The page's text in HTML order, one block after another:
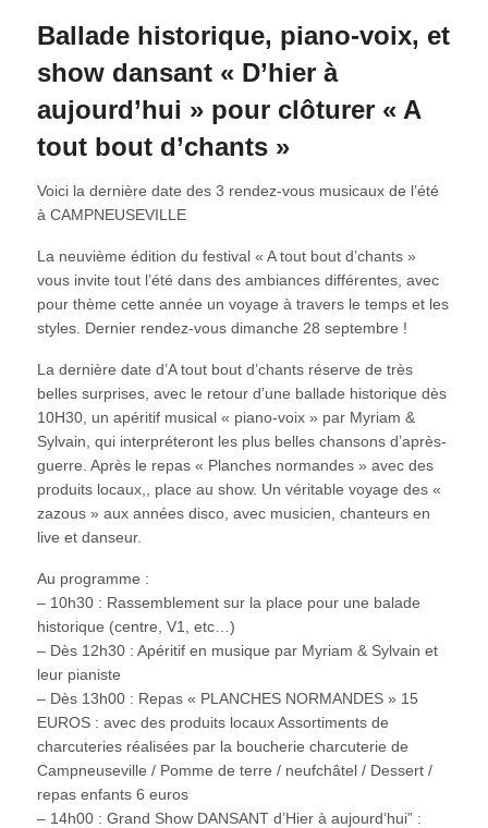
Ballade historique, piano-voix, et
show dansant « D’hier à
aujourd’hui » pour clôturer « A
tout bout d’chants »
Voici la dernière date des 3 rendez-vous musicaux de l’été
à CAMPNEUSEVILLE
La neuvième édition du festival « A tout bout d’chants »
vous invite tout l’été dans des ambiances différentes, avec
pour thème cette année un voyage à travers le temps et les
styles. Dernier rendez-vous dimanche 28 septembre !
La dernière date d’A tout bout d’chants réserve de très
belles surprises, avec le retour d’une ballade historique dès
10H30, un apéritif musical « piano-voix » par Myriam &
Sylvain, qui interpréteront les plus belles chansons d’après-
guerre. Après le repas « Planches normandes » avec des
produits locaux,, place au show. Un véritable voyage des «
zazous » aux années disco, avec musicien, chanteurs en
live et danseur.
Au programme :
– 10h30 : Rassemblement sur la place pour une balade
historique (centre, V1, etc…)
– Dès 12h30 : Apéritif en musique par Myriam & Sylvain et
leur pianiste
– Dès 13h00 : Repas « PLANCHES NORMANDES » 15
EUROS : avec des produits locaux Assortiments de
charcuteries réalisées par la boucherie charcuterie de
Campneuseville / Pomme de terre / neufchâtel / Dessert /
repas enfants 6 euros
– 14h00 : Grand Show DANSANT d’Hier à aujourd’hui” :